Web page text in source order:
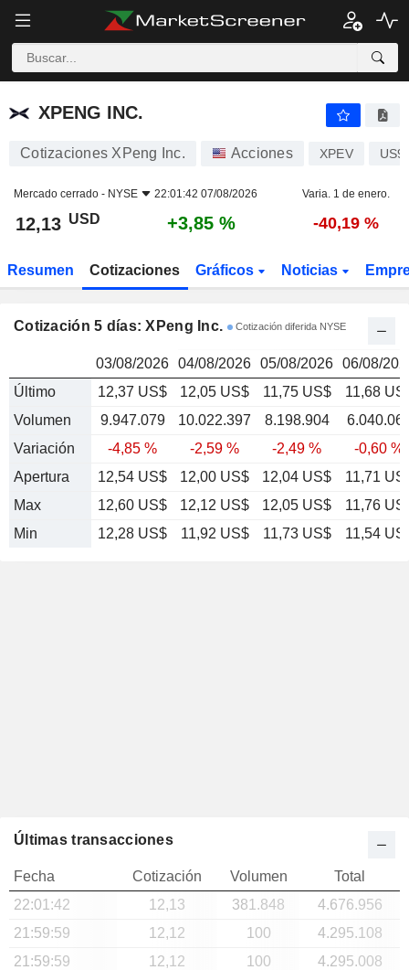
XPENG INC. 12,13
XPENG INC.
Cotizaciones XPeng Inc. Acciones XPEV
Mercado cerrado - NYSE 22:01:42 07/08/2026 Varia. 1 de enero.
12,13 USD +3,85 % -40,19 %
Resumen Cotizaciones Gráficos Noticias
Cotización 5 días: XPeng Inc. Cotización diferida NYSE
03/08/2026 04/08/2026 05/08/2026 06/08/
Último
12,37 US$ 12,05 US$ 11,75 US$
11,68
Volumen
9.947.079 10.022.397 8.198.904
Variación
-4,85 % -2,59 % -2,49 %
-0,60 %
Apertura
12,54 US$ 12,00 US$ 12,04 US$
11,71
Max
12,60 US$ 12,12 US$ 12,05 US$
11,76
Min
12,28 US$ 11,92 US$ 11,73 US$ 11,54
Últimas transacciones
Fecha Cotización Volumen
Total
22:01:42
12,13 381.848
4.676.956
21:59:59
12,12 100
4.295.108
21:59:59
12,12 100
4.295.008